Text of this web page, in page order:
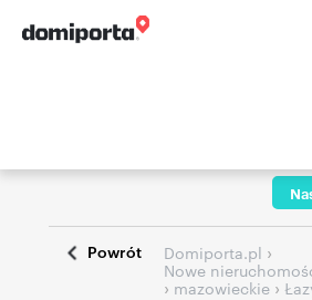
Powrót Domiporta.pl ›
Nowe
› mazowieckie ›